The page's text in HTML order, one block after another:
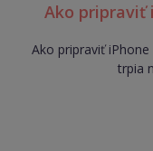
Ako pripraviť
Ako pripraviť
trpia